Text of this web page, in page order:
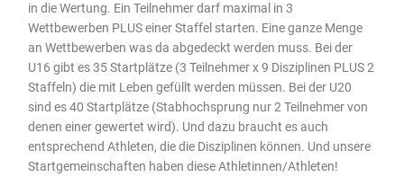
in die Wertung. Ein Teilnehmer darf maximal in 3
Wettbewerben PLUS einer Staffel starten. Eine ganze Menge
an Wettbewerben was da abgedeckt werden muss. Bei der
U16 gibt es 35 Startplätze (3 Teilnehmer x 9 Disziplinen PLUS 2
Staffeln) die mit Leben gefüllt werden müssen. Bei der U20
sind es 40 Startplätze (Stabhochsprung nur 2 Teilnehmer von
denen einer gewertet wird). Und dazu braucht es auch
entsprechend Athleten, die die Disziplinen können. Und unsere
Startgemeinschaften haben diese Athletinnen/Athleten!